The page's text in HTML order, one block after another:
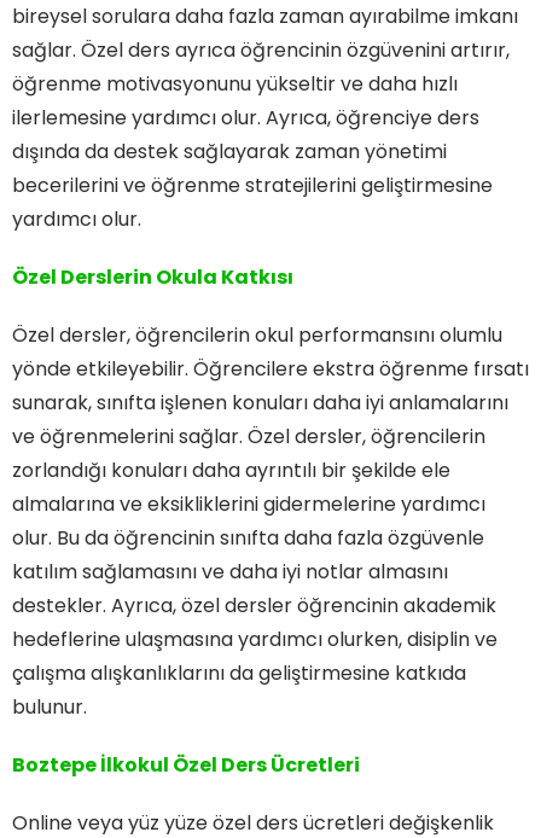
bireysel sorulara daha fazla zaman ayırabilme imkanı
sağlar. Özel ders ayrıca öğrencinin özgüvenini artırır,
öğrenme motivasyonunu yükseltir ve daha hızlı
ilerlemesine yardımcı olur. Ayrıca, öğrenciye ders
dışında da destek sağlayarak zaman yönetimi
becerilerini ve öğrenme stratejilerini geliştirmesine
yardımcı olur.
Özel Derslerin Okula Katkısı
Özel dersler, öğrencilerin okul performansını olumlu
yönde etkileyebilir. Öğrencilere ekstra öğrenme fırsatı
sunarak, sınıfta işlenen konuları daha iyi anlamalarını
ve öğrenmelerini sağlar. Özel dersler, öğrencilerin
zorlandığı konuları daha ayrıntılı bir şekilde ele
almalarına ve eksikliklerini gidermelerine yardımcı
olur. Bu da öğrencinin sınıfta daha fazla özgüvenle
katılım sağlamasını ve daha iyi notlar almasını
destekler. Ayrıca, özel dersler öğrencinin akademik
hedeflerine ulaşmasına yardımcı olurken, disiplin ve
çalışma alışkanlıklarını da geliştirmesine katkıda
bulunur.
Boztepe İlkokul Özel Ders Ücretleri
Online veya yüz yüze özel ders ücretleri değişkenlik